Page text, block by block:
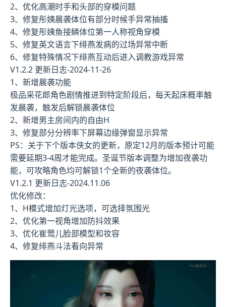
2、优化高潮时手和头部的穿模问题
3、修复彤姨晨袭体位有部分时候手异常抽搐
4、修复彤姨鱼接鳞体位第一人称视角穿模
5、修复英文语言下绯燕发病的过场异常中断
6、修复特殊情况下绯燕互动后进入调教游戏异常
V1.2.2 更新日志-2024-11-26
1、新增晨袭功能
极品采花郎角色剧情推进到特定阶段后，每天起床概率触
发晨袭，触发后解锁晨袭体位
2、新增男主房间内的自由H
3、修复部分分辨率下屏幕边缘弹窗显示异常
PS：关于下个版本侠女的更新，原定12月的版本预计可能
需要延期3-4周才能完成。圣诞节版本调整为增加夜袭功
能，可攻略角色均可解锁1个全新的夜袭体位。
V1.2.1 更新日志-2024.11.06
优化修改：
1、H模式增加灯光选项，可选择氛围光
2、优化第一视角增加防抖效果
3、优化崔莺儿脸部模型和妆容
4、修复绯燕斗法看向异常